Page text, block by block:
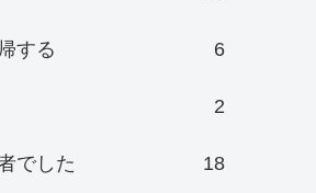
する 6
2
でした 18